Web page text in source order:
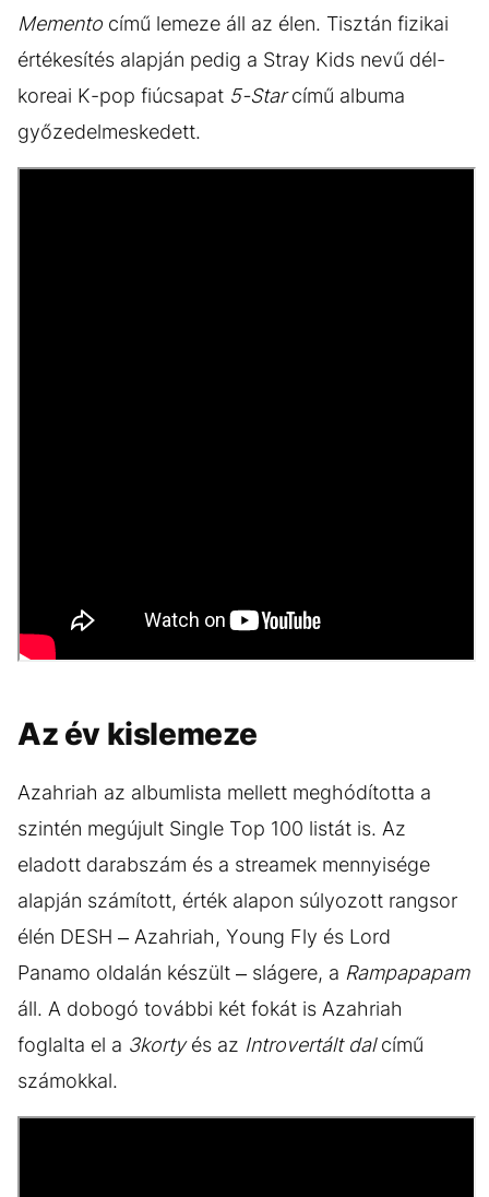
Memento című lemeze áll az élen. Tisztán fizikai
értékesítés alapján pedig a Stray Kids nevű dél-
koreai K-pop fiúcsapat 5-Starcímű albuma
győzedelmeskedett.
Az év kislemeze
Azahriah az albumlista mellett meghódította a
szintén megújult Single Top 100 listát is. Az
eladott darabszám és a streamek mennyisége
alapján számított, érték alapon súlyozott rangsor
élén DESH – Azahriah, Young Fly és Lord
Panamo oldalán készült – slágere, a Rampapapam
áll. A dobogó további két fokát is Azahriah
foglalta el a 3kortyés az Introvertált dalcímű
számokkal.